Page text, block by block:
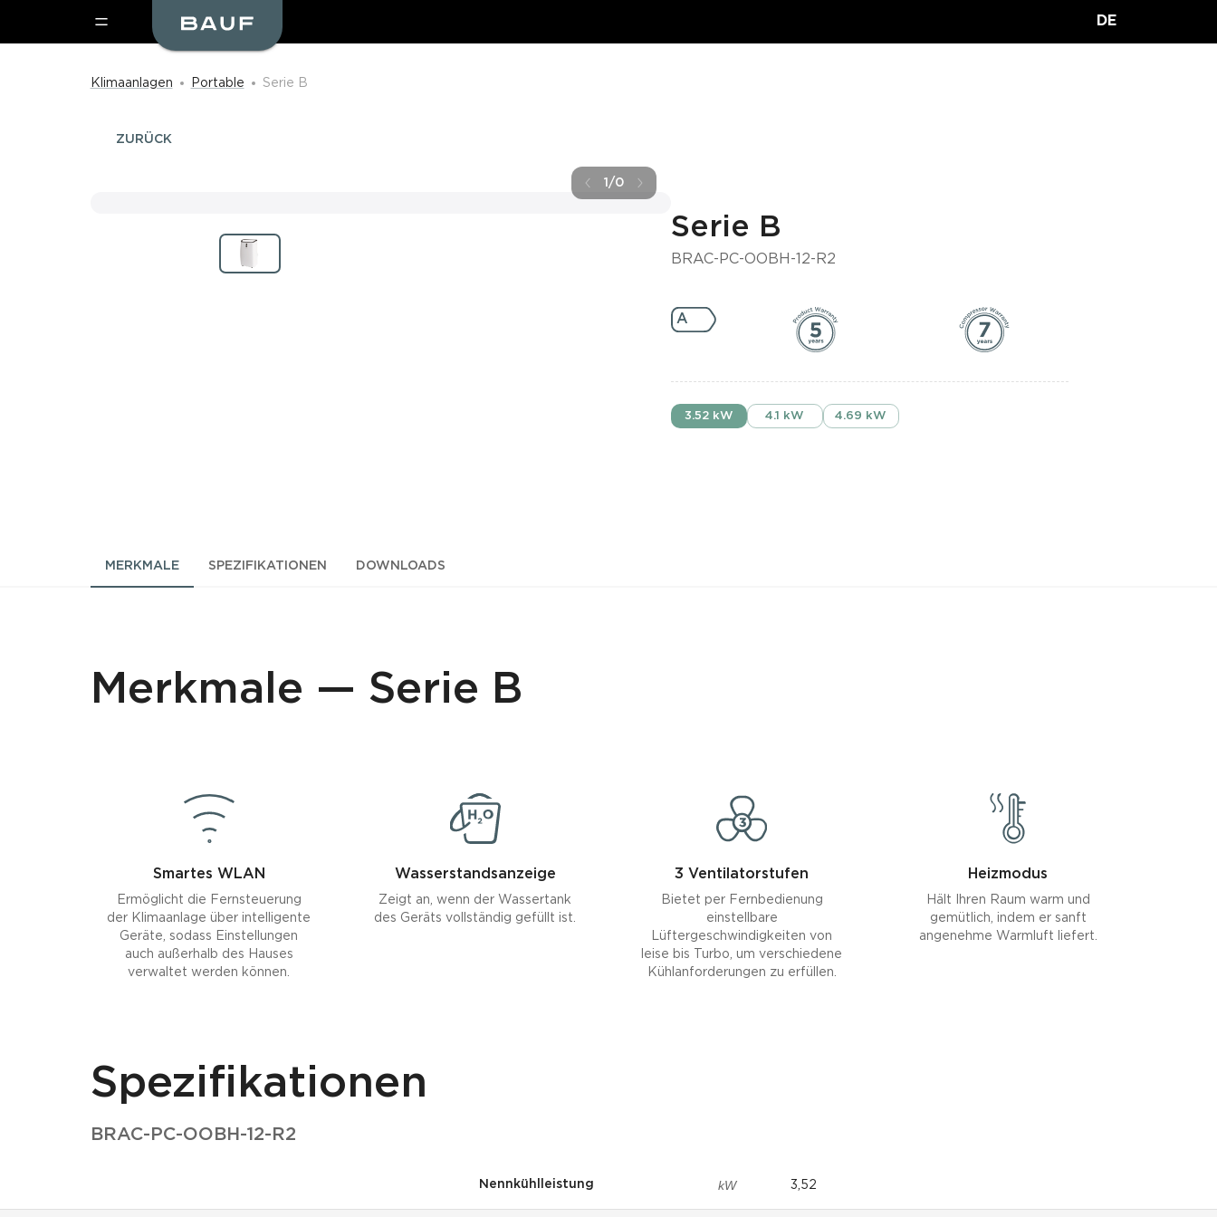
DE
Klimaanlagen Portable Serie B
ZURÜCK
1 /0
Serie B
BRAC-PC-OOBH-12-R2
A
3.52 kW 4.1 kW 4.69 kW
MERKMALE SPEZIFIKATIONEN DOWNLOADS
Merkmale — Serie B
Smartes WLAN
Ermöglicht die Fernsteuerung
der Klimaanlage über intelligente
Geräte, sodass Einstellungen
auch außerhalb des Hauses
verwaltet werden können.
Wasserstandsanzeige
Zeigt an, wenn der Wassertank
des Geräts vollständig gefüllt ist.
3 Ventilatorstufen
Bietet per Fernbedienung
einstellbare
Lüftergeschwindigkeiten von
leise bis Turbo, um verschiedene
Kühlanforderungen zu erfüllen.
Heizmodus
Hält Ihren Raum warm und
gemütlich, indem er sanft
angenehme Warmluft liefert.
Spezifikationen
BRAC-PC-OOBH-12-R2
Nennkühlleistung kW 3,52